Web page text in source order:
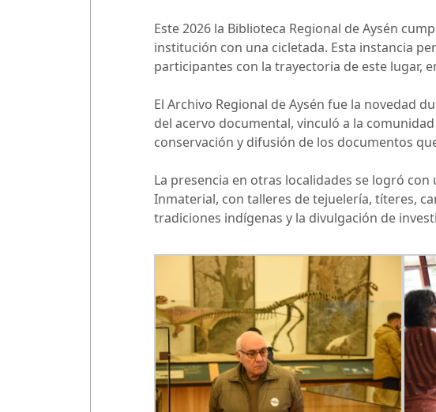
Este 2026 la Biblioteca Regional de Aysén
institución con una cicletada. Esta instancia
participantes con la trayectoria de este lugar,
El Archivo Regional de Aysén fue la novedad
del acervo documental, vinculó a la
conservación y difusión de los documentos
La presencia en otras localidades se logró
Inmaterial, con talleres de tejuelería, títeres,
tradiciones indígenas y la divulgación de